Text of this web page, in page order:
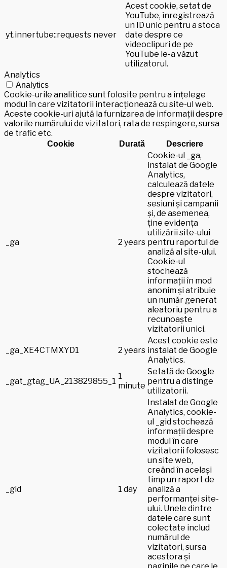
yt.innertube::requests never
Acest cookie, setat de
YouTube, înregistrează
un ID unic pentru a stoca
date despre ce
videoclipuri de pe
YouTube le-a văzut
utilizatorul.
Analytics
Analytics
Cookie-urile analitice sunt folosite pentru a înțelege
modul în care vizitatorii interacționează cu site-ul web.
Aceste cookie-uri ajută la furnizarea de informații despre
valorile numărului de vizitatori, rata de respingere, sursa
de trafic etc.
Cookie Durată Descriere
_ga 2 years
Cookie-ul _ga,
instalat de Google
Analytics,
calculează datele
despre vizitatori,
sesiuni și campanii
și, de asemenea,
ține evidența
utilizării site-ului
pentru raportul de
analiză al site-ului.
Cookie-ul
stochează
informații în mod
anonim și atribuie
un număr generat
aleatoriu pentru a
recunoaște
vizitatorii unici.
_ga_XE4CTMXYD1 2 years
Acest cookie este
instalat de Google
Analytics.
_gat_gtag_UA_213829855_1
1
minute
Setată de Google
pentru a distinge
utilizatorii.
_gid 1 day
Instalat de Google
Analytics, cookie-
ul _gid stochează
informații despre
modul în care
vizitatorii folosesc
un site web,
creând în același
timp un raport de
analiză a
performanței site-
ului. Unele dintre
datele care sunt
colectate includ
numărul de
vizitatori, sursa
acestora și